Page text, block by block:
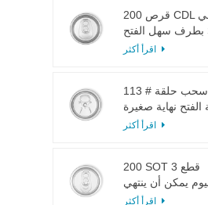
200 قرص CDL فضي
بطرف سهل الفتح SOT
LOE إيبوكسي
113 # لسان سحب حلقة
الفتح نهاية صغيرة
لعصير الفاكهة
200 SOT 3 قطع
يمكن أن ينتهي
الطعام والشراب